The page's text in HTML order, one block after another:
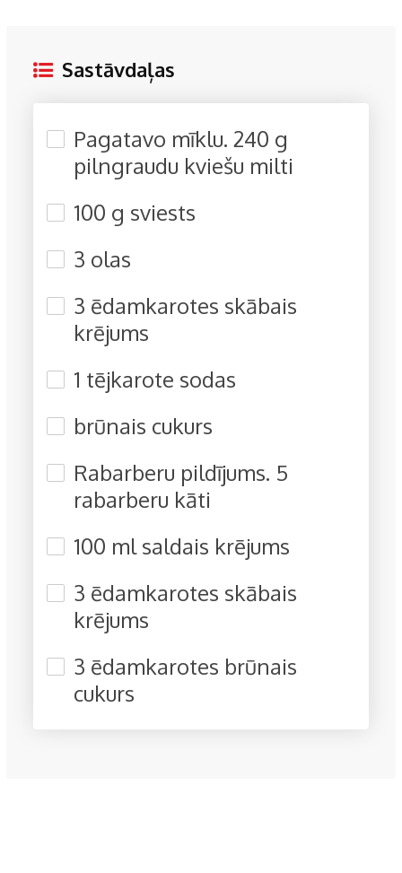
Sastāvdaļas
Pagatavo mīklu. 240 g
pilngraudu kviešu milti
100 g sviests
3 olas
3 ēdamkarotes skābais
krējums
1 tējkarote sodas
brūnais cukurs
Rabarberu pildījums. 5
rabarberu kāti
100 ml saldais krējums
3 ēdamkarotes skābais
krējums
3 ēdamkarotes brūnais
cukurs